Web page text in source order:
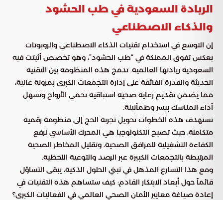
الريادة السعودية في طب الحشود
والذكاء الاصطناعي
إن التوسع في استخدام تقنيات الذكاء الاصطناعي والروبوتات
يعكس تفوق المملكة في “طب الحشود”، وهو تخصص أثبتت فيه
السعودية ريادتها العالمية. تدمج هذه المنظومة بين التقنية
الحديثة والقدرة الفائقة على إدارة التجمعات الكبرى بمرونة عالية،
مما يضمن تقديم رعاية صحية استباقية تحمي الأرواح وتسهل
أداء المناسك بيسر وطمأنينة.
تستهدف هذه الخطوات تحويل تجربة الحج إلى منظومة رقمية
متكاملة، حيث تصبح التكنولوجيا هي المحرك الأساسي لرفع
الكفاءة التشغيلية للمرافق الصحية، وتقليل المخاطر الصحية
المرتبطة بالتجمعات الكبيرة عبر الرصد والتوعية اللحظية.
ومع هذا التسارع المذهل في تبني الحلول الذكية، يبقى التساؤل
قائماً حول أبعاد الابتكار القادم: كيف ستساهم هذه التقنيات في
إعادة صياغة معايير الأمان الصحي العالمي في الفعاليات الكبرى؟